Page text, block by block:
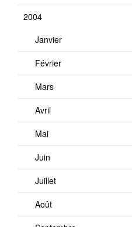
2004
Janvier
Février
Mars
Avril
Mai
Juin
Juillet
Août